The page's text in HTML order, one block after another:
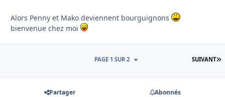
Alors Penny et Mako deviennent bourguignons
bienvenue chez moi
SUIVANT
PAGE 1 SUR 2
Partager Abonnés